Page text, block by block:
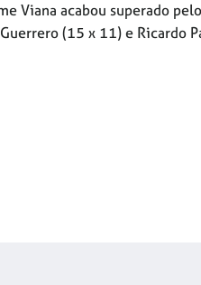
Viana acabou superado
(15 x 11) e Ricardo